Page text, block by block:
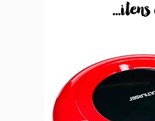
...itens